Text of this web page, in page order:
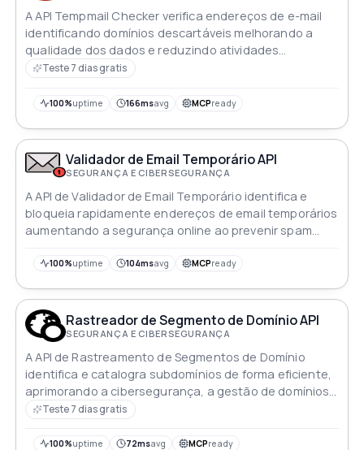
A API Tempmail Checker verifica endereços de e-mail
identificando domínios descartáveis melhorando a
qualidade dos dados e reduzindo atividades
fraudulentas
Teste 7 dias gratis
100%uptime 166msavg MCPready
Validador de Email Temporário API
SEGURANÇA E CIBERSEGURANÇA
A API de Validador de Email Temporário identifica e
bloqueia rapidamente endereços de email temporários
aumentando a segurança online ao prevenir spam
100%uptime 104msavg MCPready
Rastreador de Segmento de Domínio API
SEGURANÇA E CIBERSEGURANÇA
A API de Rastreamento de Segmentos de Domínio
identifica e catalogra subdomínios de forma eficiente,
aprimorando a cibersegurança, a gestão de domínios
e as estratégias de marketing digital por meio da
Teste 7 dias gratis
100%uptime 72msavg MCPready